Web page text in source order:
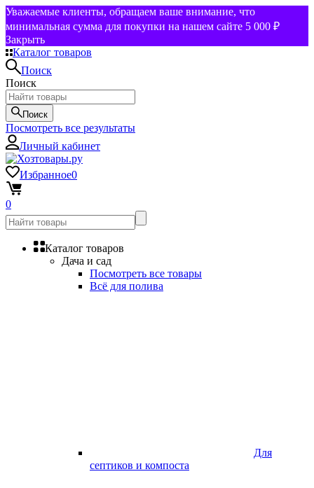
Уважаемые клиенты, обращаем ваше внимание, что
минимальная сумма для покупки на нашем сайте 5 000 ₽
Закрыть
Каталог товаров
Поиск
Поиск
Поиск
Посмотреть все результаты
Личный кабинет
Избранное0
0
Каталог товаров
Дача и сад
Посмотреть все товары
Всё для полива
Для
септиков и компоста